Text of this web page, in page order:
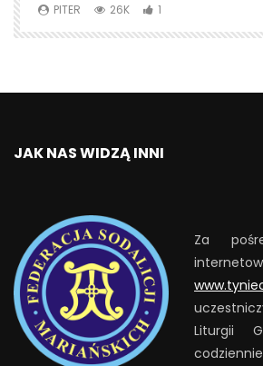
PITER 26K 1
JAK NAS WIDZĄ INNI
Za
Liturgii